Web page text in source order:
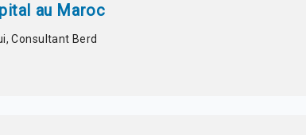
au Maroc
Consultant Berd